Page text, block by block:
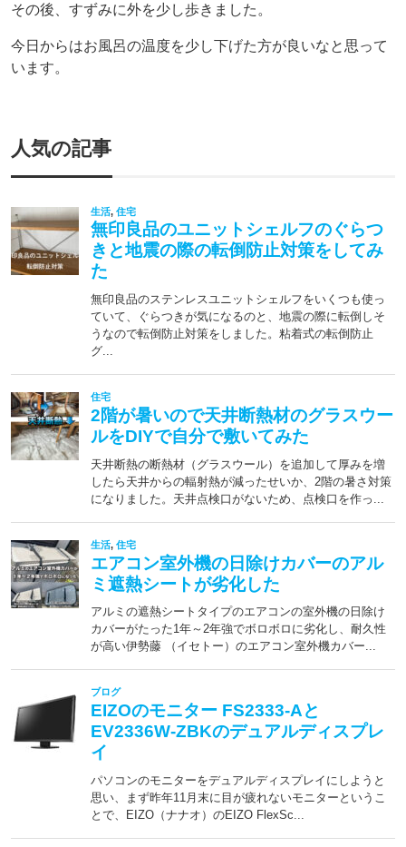
その後、すずみに外を少し歩きました。
今日からはお風呂の温度を少し下げた方が良いなと思って
います。
人気の記事